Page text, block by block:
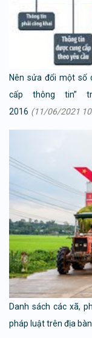
Nên sửa đổi một số
cấp thông tin”
2016 (11/06/2021
Danh sách các xã,
pháp luật trên địa